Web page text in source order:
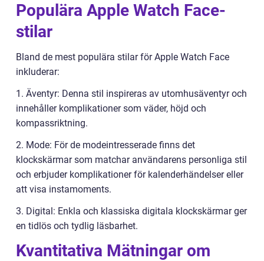
Populära Apple Watch Face-
stilar
Bland de mest populära stilar för Apple Watch Face
inkluderar:
1. Äventyr: Denna stil inspireras av utomhusäventyr och
innehåller komplikationer som väder, höjd och
kompassriktning.
2. Mode: För de modeintresserade finns det
klockskärmar som matchar användarens personliga stil
och erbjuder komplikationer för kalenderhändelser eller
att visa instamoments.
3. Digital: Enkla och klassiska digitala klockskärmar ger
en tidlös och tydlig läsbarhet.
Kvantitativa Mätningar om